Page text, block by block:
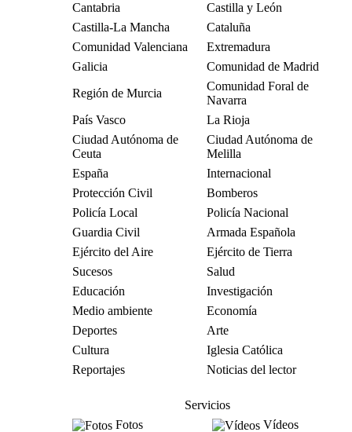
Cantabria
Castilla y León
Castilla-La Mancha
Cataluña
Comunidad Valenciana
Extremadura
Galicia
Comunidad de Madrid
Región de Murcia
Comunidad Foral de
Navarra
País Vasco
La Rioja
Ciudad Autónoma de
Ceuta
Ciudad Autónoma de
Melilla
España
Internacional
Protección Civil
Bomberos
Policía Local
Policía Nacional
Guardia Civil
Armada Española
Ejército del Aire
Ejército de Tierra
Sucesos
Salud
Educación
Investigación
Medio ambiente
Economía
Deportes
Arte
Cultura
Iglesia Católica
Reportajes
Noticias del lector
Servicios
Fotos
Vídeos